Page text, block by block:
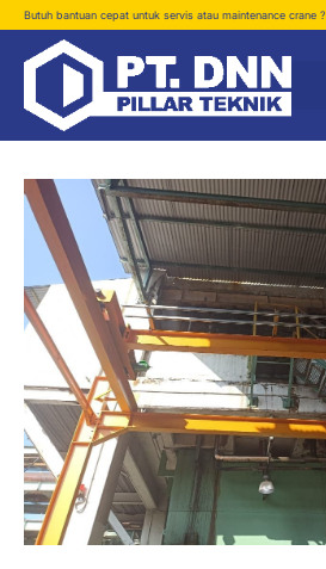
Butuh bantuan cepat untuk servis atau maintenance crane ?